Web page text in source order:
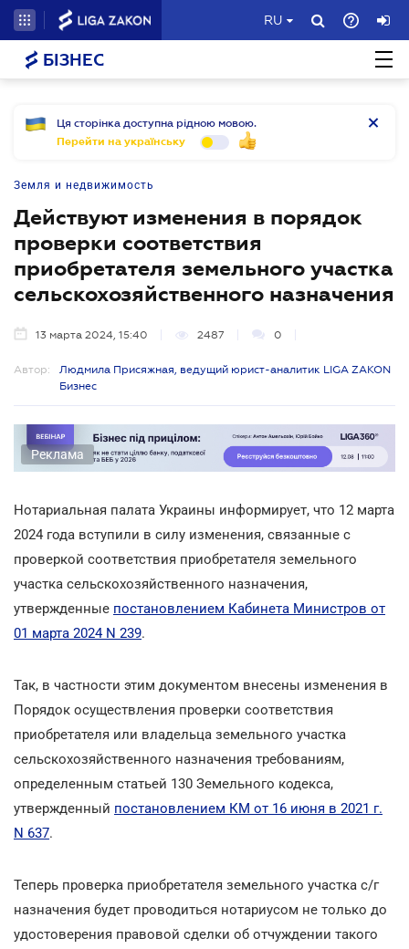
RU
БІЗНЕС
Ця сторінка доступна рідною мовою.
Перейти на українську
Земля и недвижимость
Действуют изменения в порядок
проверки соответствия
приобретателя земельного участка
сельскохозяйственного назначения
13 марта 2024, 15:40 2487 0
Автор:
Людмила Присяжная, ведущий юрист-аналитик LIGA ZAKON
Бизнес
Реклама
Нотариальная палата Украины информирует, что 12 марта
2024 года вступили в силу изменения, связанные с
проверкой соответствия приобретателя земельного
участка сельскохозяйственного назначения,
утвержденные постановлением Кабинета Министров от
01 марта 2024 N 239.
Так, в частности этим документом внесены изменения в
Порядок осуществления проверки соответствия
приобретателя или владельца земельного участка
сельскохозяйственного назначения требованиям,
определенным статьей 130 Земельного кодекса,
утвержденный постановлением КМ от 16 июня в 2021 г.
N 637.
Теперь проверка приобретателя земельного участка с/г
назначения будет проводиться нотариусом не только до
удостоверения правовой сделки об отчуждении такого